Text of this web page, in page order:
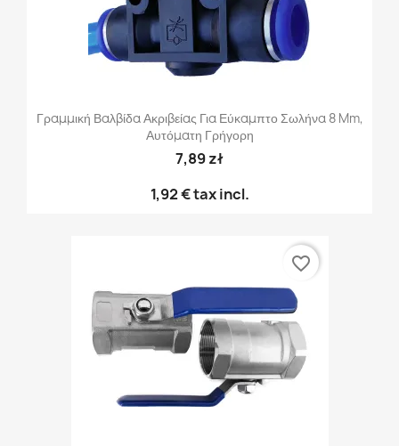
Γραμμική Βαλβίδα Ακριβείας Για Εύκαμπτο Σωλήνα 8 Mm,
Αυτόματη Γρήγορη
7,89 zł
1,92 €tax incl.
favorite_border